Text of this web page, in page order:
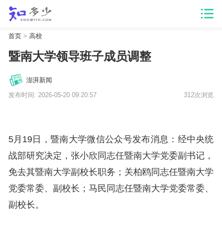
首页> 高校
暨南大学领导班子成员调整
澎湃新闻
发布时间: 2026-05-20 09:20:57 312次浏览
5月19日，暨南大学微信公众号发布消息：经中央统
战部研究决定，张小欣同志任暨南大学党委副书记，
免去其暨南大学副校长职务；关柏鸥同志任暨南大学
党委常委、副校长；马民同志任暨南大学党委常委、
副校长。